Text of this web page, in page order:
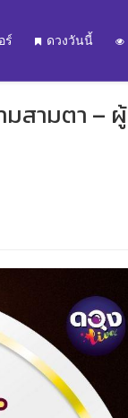
ร์ ดวงวันนี้
มสามตา – ผู้